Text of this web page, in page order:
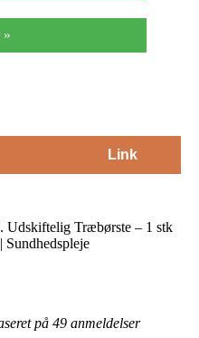
»
Link
Udskiftelig Træbørste – 1 stk
Sundhedspleje
på 49 anmeldelser